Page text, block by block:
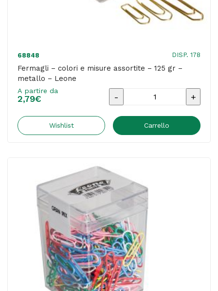
68848 DISP. 178
Fermagli – colori e misure assortite – 125 gr –
metallo – Leone
A partire da
2,79€
Fermagli
colori
assortite
-
125
-
metallo
-
Leone
quantità
Wishlist Carrello